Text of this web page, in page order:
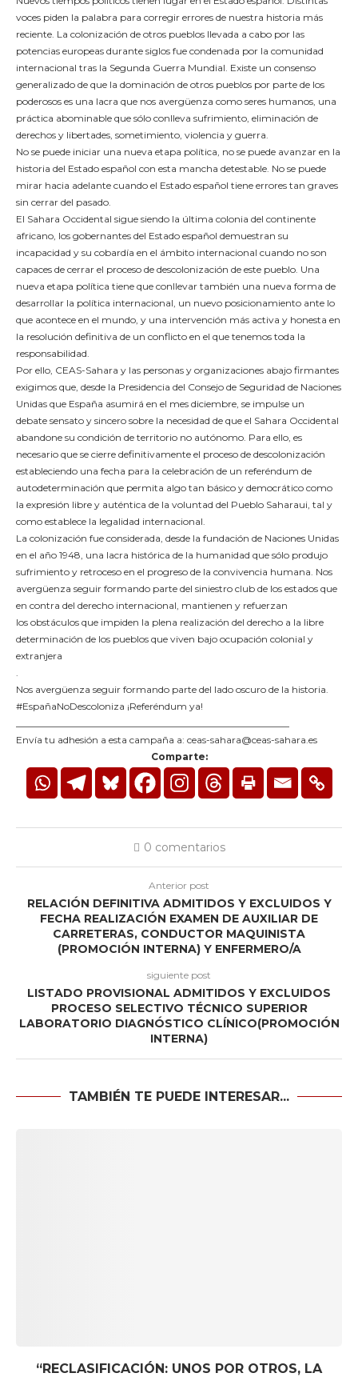
voces piden la palabra para corregir errores de nuestra historia más
reciente. La colonización de otros pueblos llevada a cabo por las
potencias europeas durante siglos fue condenada por la comunidad
internacional tras la Segunda Guerra Mundial. Existe un consenso
generalizado de que la dominación de otros pueblos por parte de los
poderosos es una lacra que nos avergüenza como seres humanos, una
práctica abominable que sólo conlleva sufrimiento, eliminación de
derechos y libertades, sometimiento, violencia y guerra.
No se puede iniciar una nueva etapa política, no se puede avanzar en la
historia del Estado español con esta mancha detestable. No se puede
mirar hacia adelante cuando el Estado español tiene errores tan graves
sin cerrar del pasado.
El Sahara Occidental sigue siendo la última colonia del continente
africano, los gobernantes del Estado español demuestran su
incapacidad y su cobardía en el ámbito internacional cuando no son
capaces de cerrar el proceso de descolonización de este pueblo. Una
nueva etapa política tiene que conllevar también una nueva forma de
desarrollar la política internacional, un nuevo posicionamiento ante lo
que acontece en el mundo, y una intervención más activa y honesta en
la resolución definitiva de un conflicto en el que tenemos toda la
responsabilidad.
Por ello, CEAS-Sahara y las personas y organizaciones abajo firmantes
exigimos que, desde la Presidencia del Consejo de Seguridad de Naciones
Unidas que España asumirá en el mes diciembre, se impulse un
debate sensato y sincero sobre la necesidad de que el Sahara Occidental
abandone su condición de territorio no autónomo. Para ello, es
necesario que se cierre definitivamente el proceso de descolonización
estableciendo una fecha para la celebración de un referéndum de
autodeterminación que permita algo tan básico y democrático como
la expresión libre y auténtica de la voluntad del Pueblo Saharaui, tal y
como establece la legalidad internacional.
La colonización fue considerada, desde la fundación de Naciones Unidas
en el año 1948, una lacra histórica de la humanidad que sólo produjo
sufrimiento y retroceso en el progreso de la convivencia humana. Nos
avergüenza seguir formando parte del siniestro club de los estados que
en contra del derecho internacional, mantienen y refuerzan
los obstáculos que impiden la plena realización del derecho a la libre
determinación de los pueblos que viven bajo ocupación colonial y
extranjera
.
Nos avergüenza seguir formando parte del lado oscuro de la historia.
#EspañaNoDescoloniza ¡Referéndum ya!
Envía tu adhesión a esta campaña a: ceas-sahara@ceas-sahara.es
Comparte:
0 comentarios
Anterior post
RELACIÓN DEFINITIVA ADMITIDOS Y EXCLUIDOS Y
FECHA REALIZACIÓN EXAMEN DE AUXILIAR DE
CARRETERAS, CONDUCTOR MAQUINISTA
(PROMOCIÓN INTERNA) Y ENFERMERO/A
siguiente post
LISTADO PROVISIONAL ADMITIDOS Y EXCLUIDOS
PROCESO SELECTIVO TÉCNICO SUPERIOR
LABORATORIO DIAGNÓSTICO CLÍNICO(PROMOCIÓN
INTERNA)
TAMBIÉN TE PUEDE INTERESAR...
“RECLASIFICACIÓN: UNOS POR OTROS, LA